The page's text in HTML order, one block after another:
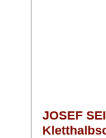
JOSEF